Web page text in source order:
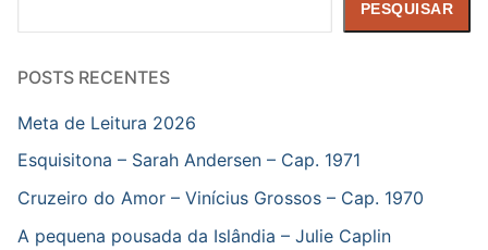
PESQUISAR
POSTS RECENTES
Meta de Leitura 2026
Esquisitona – Sarah Andersen – Cap. 1971
Cruzeiro do Amor – Vinícius Grossos – Cap. 1970
A pequena pousada da Islândia – Julie Caplin